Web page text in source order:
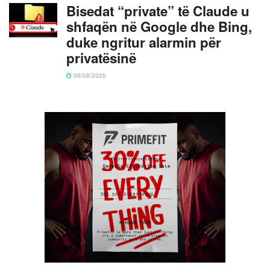
Bisedat “private” të Claude u
shfaqën në Google dhe Bing,
duke ngritur alarmin për
privatësinë
06/08/2026